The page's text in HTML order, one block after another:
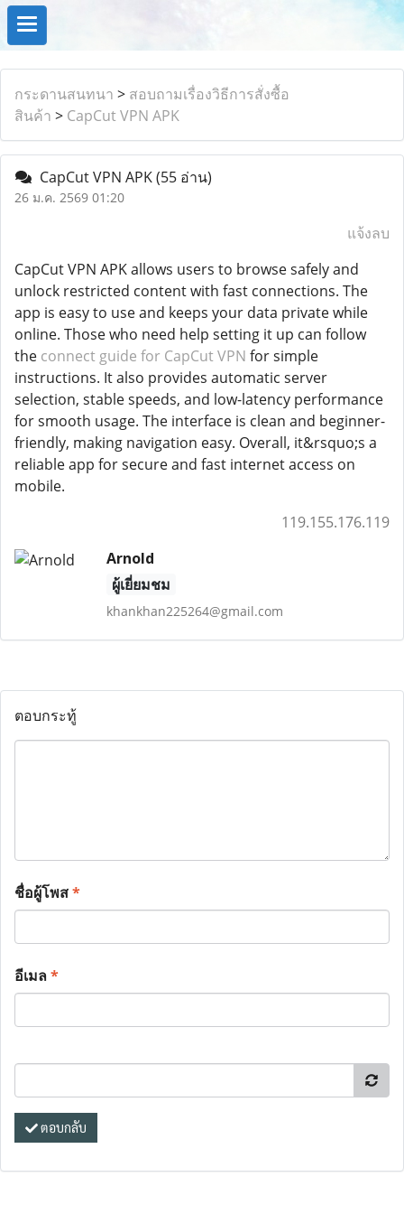
กระดานสนทนา > สอบถามเรื่องวิธีการสั่งซื้อ
สินค้า > CapCut VPN APK
CapCut VPN APK(55 อ่าน)
26 ม.ค. 2569 01:20
แจ้งลบ
CapCut VPN APK allows users to browse safely and
unlock restricted content with fast connections. The
app is easy to use and keeps your data private while
online. Those who need help setting it up can follow
the connect guide for CapCut VPN for simple
instructions. It also provides automatic server
selection, stable speeds, and low-latency performance
for smooth usage. The interface is clean and beginner-
friendly, making navigation easy. Overall, it&rsquo;s a
reliable app for secure and fast internet access on
mobile.
119.155.176.119
Arnold
ผู้เยี่ยมชม
khankhan225264@gmail.com
ตอบกระทู้
ชื่อผู้โพส*
อีเมล*
ตอบกลับ